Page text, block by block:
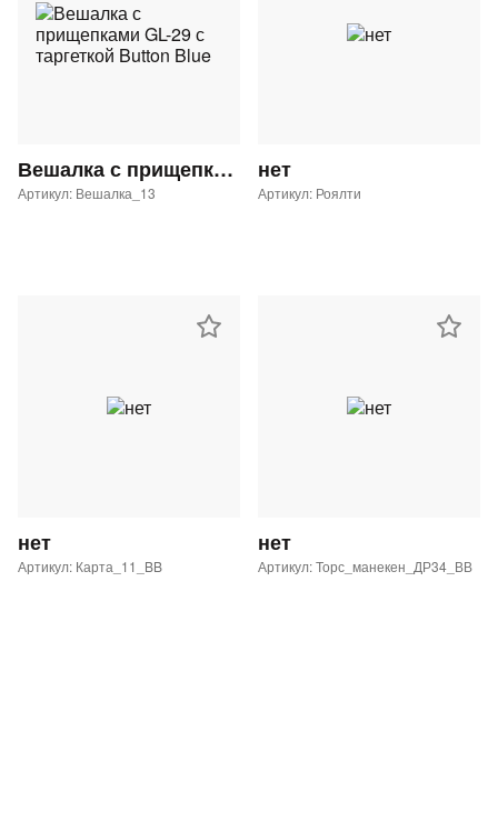
Вешалка с прищепками GL-29 с таргеткой Button Blue
Артикул: Вешалка_13
нет
Артикул: Роялти
нет
Артикул: Карта_11_BB
нет
Артикул: Торс_манекен_ДР34_ВВ